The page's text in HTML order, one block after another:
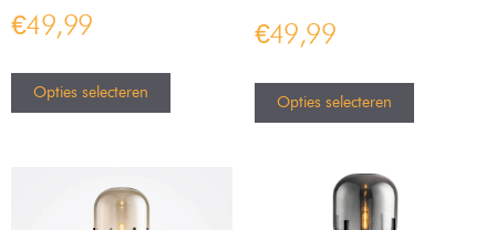
€49,99
Opties selecteren
€49,99
Opties selecteren